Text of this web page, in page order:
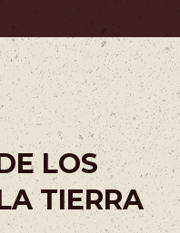
LOS
TIERRA